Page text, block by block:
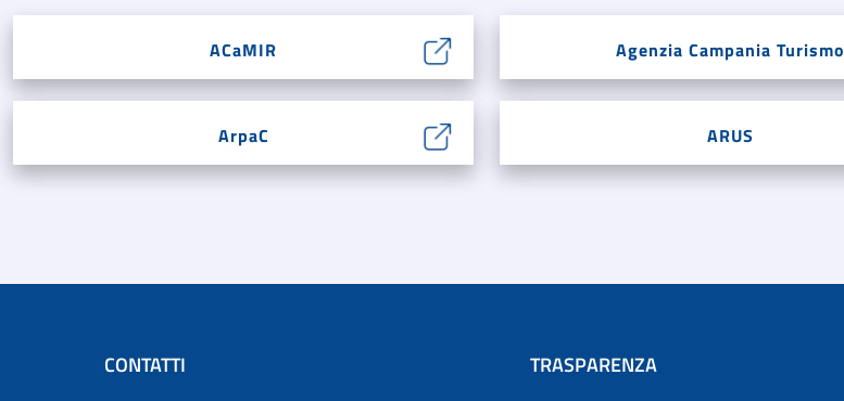
ACaMIR Agenzia Campania Turismo
ArpaC ARUS
CONTATTI TRASPARENZA